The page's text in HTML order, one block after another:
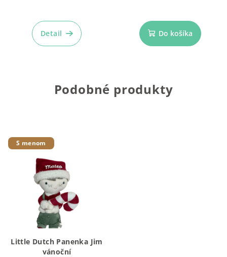
Detail Do košíka
Podobné produkty
S menom
Little Dutch Panenka Jim
vánoční